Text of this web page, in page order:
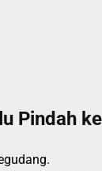
Pindah